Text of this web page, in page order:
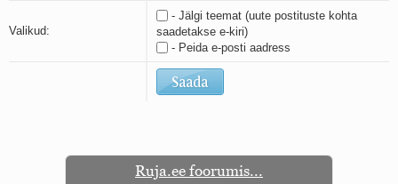
Valikud:
- Jälgi teemat (uute postituste kohta
saadetakse e-kiri)
- Peida e-posti aadress
Ruja.ee foorumis...